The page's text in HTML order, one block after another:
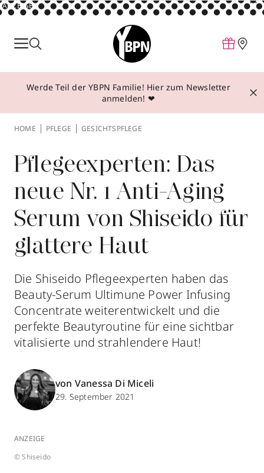
ANZEIGE
Parfum
Make-up
Behandlungen
Über YBPN
Aktionen
Storefinder
Werde Teil der YBPN Familie! Hier zum Newsletter
anmelden! ❤
HOME PFLEGE GESICHTSPFLEGE
Pflegeexperten: Das
neue Nr. 1 Anti-Aging
Serum von Shiseido für
glattere Haut
Die Shiseido Pflegeexperten haben das
Beauty-Serum Ultimune Power Infusing
Concentrate weiterentwickelt und die
perfekte Beautyroutine für eine sichtbar
vitalisierte und strahlendere Haut!
von Vanessa Di Miceli
29. September 2021
ANZEIGE
© Shiseido